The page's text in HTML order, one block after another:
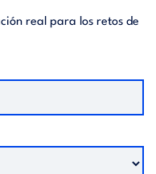
real para los retos de